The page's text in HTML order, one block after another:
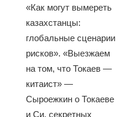
«Как могут вымереть
казахстанцы:
глобальные сценарии
рисков». «Выезжаем
на том, что Токаев —
китаист» —
Сыроежкин о Токаеве
и Си, секретных